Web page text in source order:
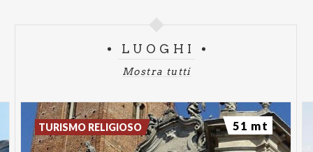
LUOGHI
Mostra tutti
TURISMO RELIGIOSO 51 mt